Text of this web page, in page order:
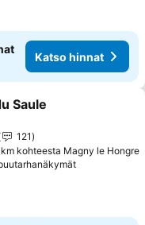
Katso hinnat
Saule
121
kohteesta Magny le Hongre
Katso